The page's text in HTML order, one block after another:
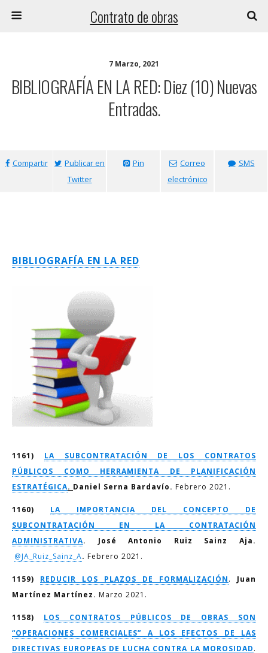
Contrato de obras
7 Marzo, 2021
BIBLIOGRAFÍA EN LA RED: Diez (10) Nuevas
Entradas.
Compartir
Publicar en
Twitter
Pin
Correo
electrónico
SMS
BIBLIOGRAFÍA EN LA RED
1161) LA SUBCONTRATACIÓN DE LOS CONTRATOS
PÚBLICOS COMO HERRAMIENTA DE PLANIFICACIÓN
ESTRATÉGICA. Daniel Serna Bardavío. Febrero 2021.
1160) LA IMPORTANCIA DEL CONCEPTO DE
SUBCONTRATACIÓN EN LA CONTRATACIÓN
ADMINISTRATIVA. José Antonio Ruiz Sainz Aja.
@JA_Ruiz_Sainz_A. Febrero 2021.
1159) REDUCIR LOS PLAZOS DE FORMALIZACIÓN. Juan
Martínez Martínez. Marzo 2021.
1158) LOS CONTRATOS PÚBLICOS DE OBRAS SON
“OPERACIONES COMERCIALES” A LOS EFECTOS DE LAS
DIRECTIVAS EUROPEAS DE LUCHA CONTRA LA MOROSIDAD.